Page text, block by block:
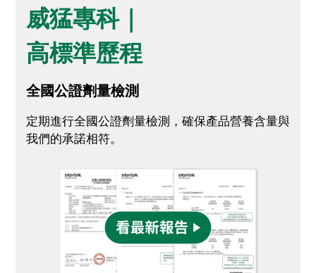
威猛專科｜
高標準歷程
全國公證劑量檢測
定期進行全國公證劑量檢測，確保產品營養含量與
我們的承諾相符。